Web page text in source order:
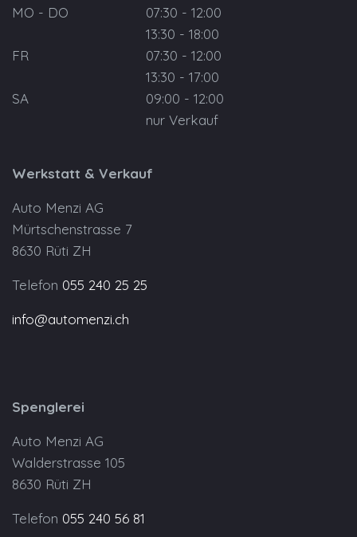
MO - DO
07:30 - 12:00
13:30 - 18:00
FR
07:30 - 12:00
13:30 - 17:00
SA
09:00 - 12:00
nur Verkauf
Werkstatt & Verkauf
Auto Menzi AG
Mürtschenstrasse 7
8630 Rüti ZH
Telefon 055 240 25 25
info@automenzi.ch
Spenglerei
Auto Menzi AG
Walderstrasse 105
8630 Rüti ZH
Telefon 055 240 56 81